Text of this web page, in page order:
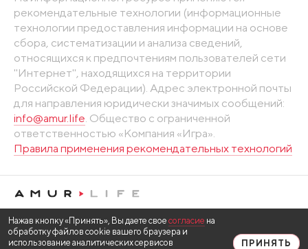
рекомендательные технологии (информационные
технологии предоставления информации на основе
сбора, систематизации и анализа сведений,
относящихся к предпочтениям пользователей сети
"Интернет", находящихся на территории
Российской Федерации). Адрес электронной почты
для направления юридически значимых сообщений:
info@amur.life . Общество с ограниченной
ответственностью «Компания «Игра».
Правила применения рекомендательных технологий
Нажав кнопку «Принять», Вы даете свое согласие на
обработку файлов cookie вашего браузера и
использование аналитических сервисов
ПРИНЯТЬ